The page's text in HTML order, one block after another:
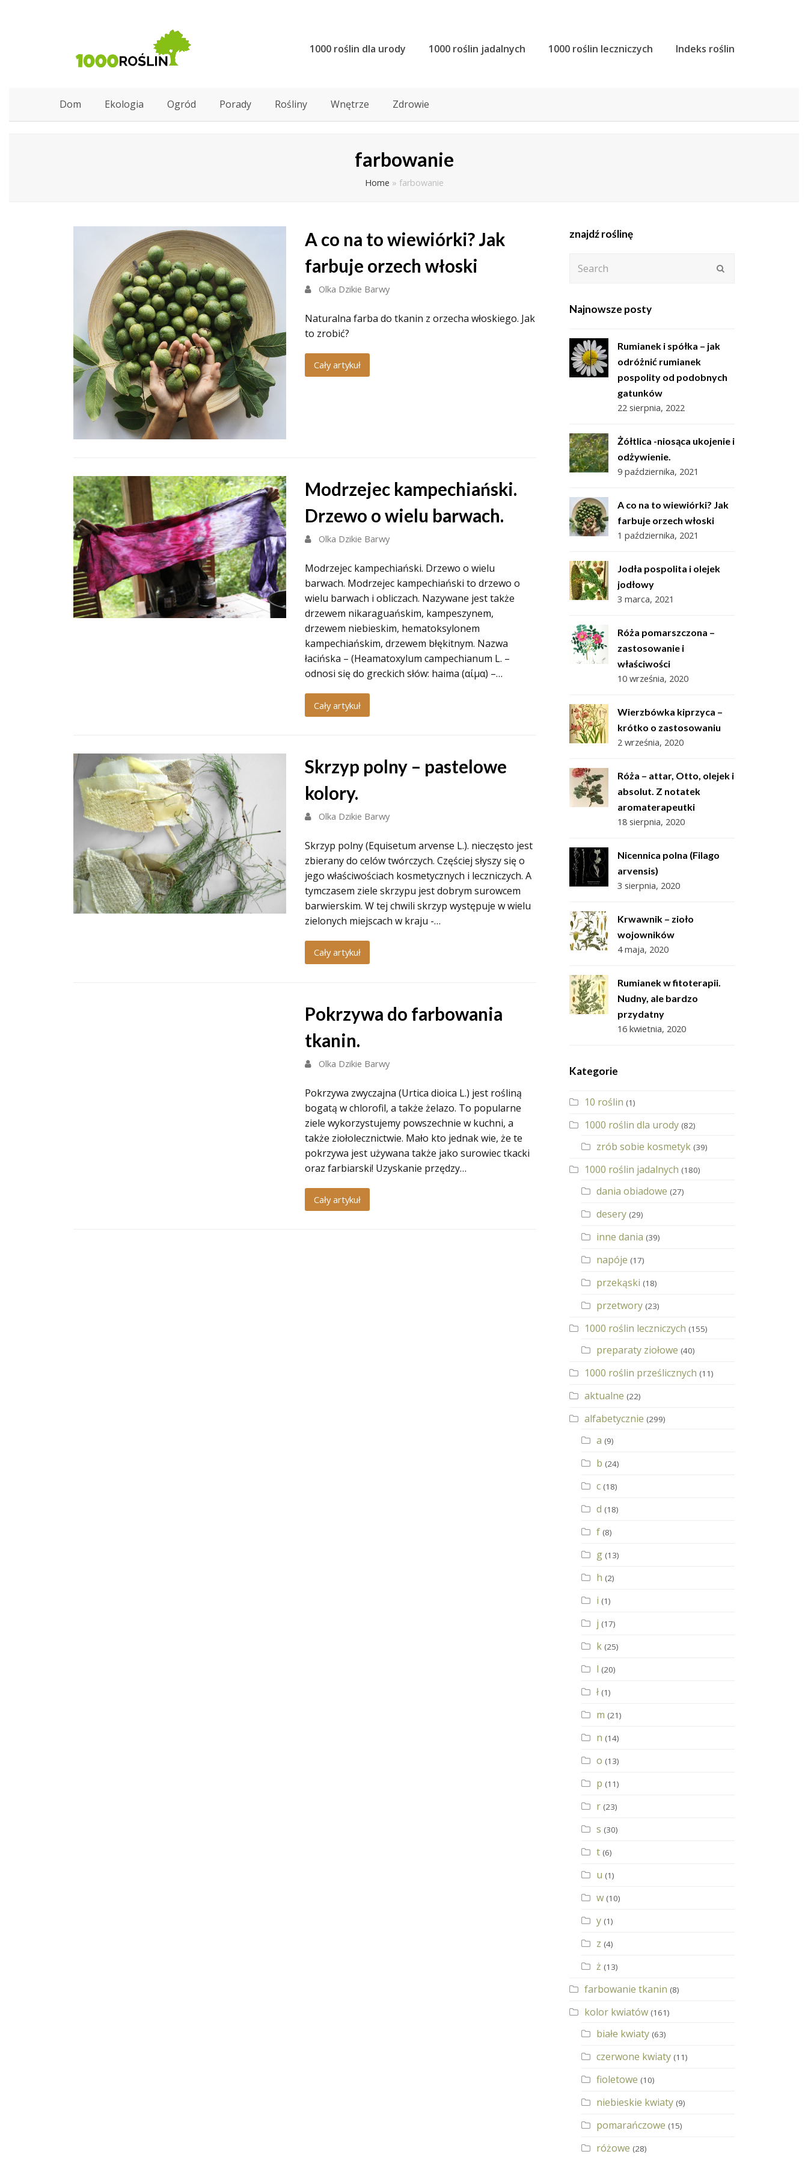
1000 roślin dla urody 1000 roślin jadalnych 1000 roślin leczniczych Indeks roślin
Dom Ekologia Ogród Porady Rośliny Wnętrze Zdrowie
farbowanie
Home » farbowanie
A co na to wiewiórki? Jak
farbuje orzech włoski
Olka Dzikie Barwy
Naturalna farba do tkanin z orzecha włoskiego. Jak
to zrobić?
Cały artykuł
Modrzejec kampechiański.
Drzewo o wielu barwach.
Olka Dzikie Barwy
Modrzejec kampechiański. Drzewo o wielu
barwach. Modrzejec kampechiański to drzewo o
wielu barwach i obliczach. Nazywane jest także
drzewem nikaraguańskim, kampeszynem,
drzewem niebieskim, hematoksylonem
kampechiańskim, drzewem błękitnym. Nazwa
łacińska – (Heamatoxylum campechianum L. –
odnosi się do greckich słów: haima (αίμα) –…
Cały artykuł
Skrzyp polny – pastelowe
kolory.
Olka Dzikie Barwy
Skrzyp polny (Equisetum arvense L.). nieczęsto jest
zbierany do celów twórczych. Częściej słyszy się o
jego właściwościach kosmetycznych i leczniczych. A
tymczasem ziele skrzypu jest dobrym surowcem
barwierskim. W tej chwili skrzyp występuje w wielu
zielonych miejscach w kraju -…
Cały artykuł
Pokrzywa do farbowania
tkanin.
Olka Dzikie Barwy
Pokrzywa zwyczajna (Urtica dioica L.) jest rośliną
bogatą w chlorofil, a także żelazo. To popularne
ziele wykorzystujemy powszechnie w kuchni, a
także ziołolecznictwie. Mało kto jednak wie, że te
pokrzywa jest używana także jako surowiec tkacki
oraz farbiarski! Uzyskanie przędzy…
Cały artykuł
znajdź roślinę
Najnowsze posty
Rumianek i spółka – jak
odróżnić rumianek
pospolity od podobnych
gatunków
22 sierpnia, 2022
Żółtlica -niosąca ukojenie i
odżywienie.
9 października, 2021
A co na to wiewiórki? Jak
farbuje orzech włoski
1 października, 2021
Jodła pospolita i olejek
jodłowy
3 marca, 2021
Róża pomarszczona –
zastosowanie i
właściwości
10 września, 2020
Wierzbówka kiprzyca –
krótko o zastosowaniu
2 września, 2020
Róża – attar, Otto, olejek i
absolut. Z notatek
aromaterapeutki
18 sierpnia, 2020
Nicennica polna (Filago
arvensis)
3 sierpnia, 2020
Krwawnik – zioło
wojowników
4 maja, 2020
Rumianek w fitoterapii.
Nudny, ale bardzo
przydatny
16 kwietnia, 2020
Kategorie
10 roślin (1)
1000 roślin dla urody (82)
zrób sobie kosmetyk (39)
1000 roślin jadalnych (180)
dania obiadowe (27)
desery (29)
inne dania (39)
napóje (17)
przekąski (18)
przetwory (23)
1000 roślin leczniczych (155)
preparaty ziołowe (40)
1000 roślin prześlicznych (11)
aktualne (22)
alfabetycznie (299)
a (9)
b (24)
c (18)
d (18)
f (8)
g (13)
h (2)
i (1)
j (17)
k (25)
l (20)
ł (1)
m (21)
n (14)
o (13)
p (11)
r (23)
s (30)
t (6)
u (1)
w (10)
y (1)
z (4)
ż (13)
farbowanie tkanin (8)
kolor kwiatów (161)
białe kwiaty (63)
czerwone kwiaty (11)
fioletowe (10)
niebieskie kwiaty (9)
pomarańczowe (15)
różowe (28)